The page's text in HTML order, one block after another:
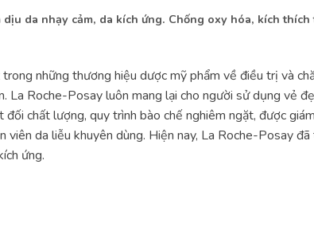
dịu da nhạy cảm, da kích ứng. Chống oxy hóa, kích
những thương hiệu dược mỹ phẩm về điều trị và
La Roche-Posay luôn mang lại cho người sử dụng vẻ
đối chất lượng, quy trình bào chế nghiêm ngặt, được
viên da liễu khuyên dùng. Hiện nay, La Roche-Posay
ứng.